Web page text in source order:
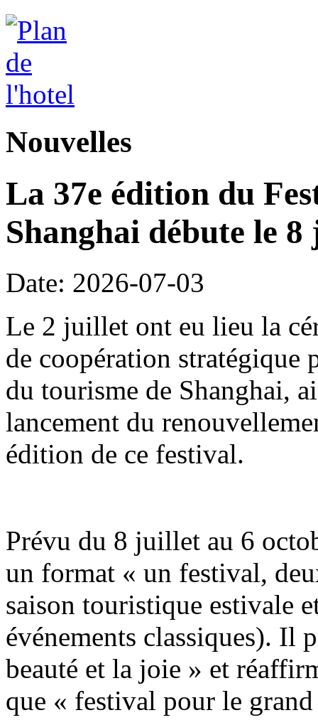
Nouvelles
La 37e édition du
Shanghai débute le
Date: 2026-07-03
Le 2 juillet ont eu lieu la
de coopération stratégique
du tourisme de Shanghai,
lancement du
édition de ce festival.
Prévu du 8 juillet au 6
un format « un festival,
saison touristique estivale
événements classiques). Il
beauté et la joie » et
que « festival pour le